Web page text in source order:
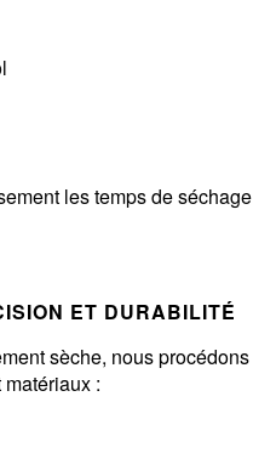
les temps de
ET DURABILITÉ
sèche, nous
: